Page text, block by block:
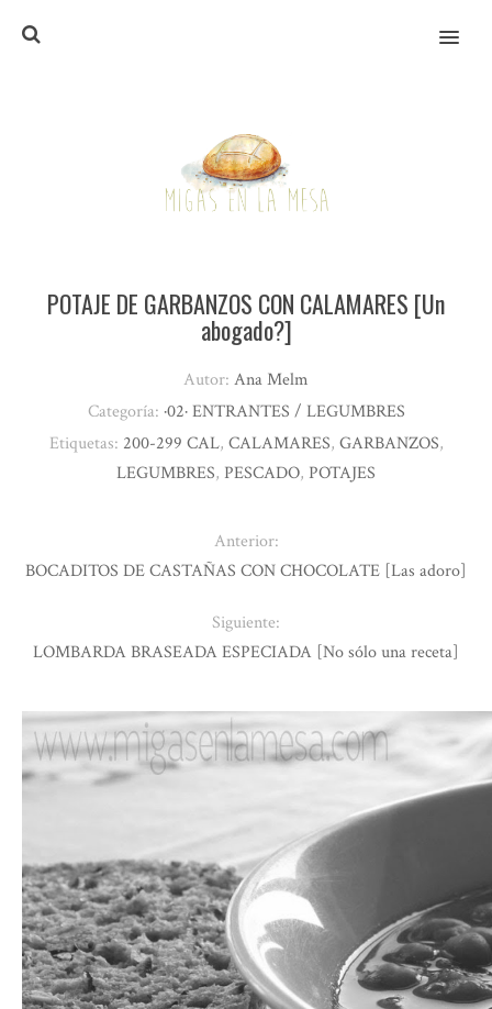
MENU
POTAJE DE GARBANZOS CON CALAMARES [Un
abogado?]
Autor: Ana Melm
Categoría: ·02· ENTRANTES / LEGUMBRES
Etiquetas: 200-299 CAL, CALAMARES, GARBANZOS,
LEGUMBRES, PESCADO, POTAJES
Anterior:
BOCADITOS DE CASTAÑAS CON CHOCOLATE [Las adoro]
Siguiente:
LOMBARDA BRASEADA ESPECIADA [No sólo una receta]